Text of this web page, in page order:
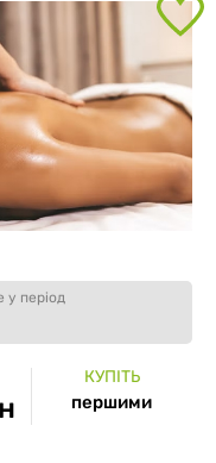
у період
КУПІТЬ
першими